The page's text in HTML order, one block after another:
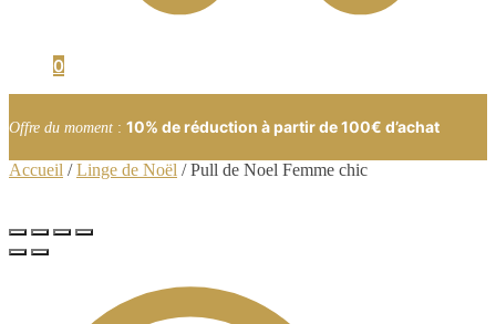
0
Offre du moment : 10% de réduction à partir de 100€ d’achat
Accueil /Linge de Noël /Pull de Noel Femme chic